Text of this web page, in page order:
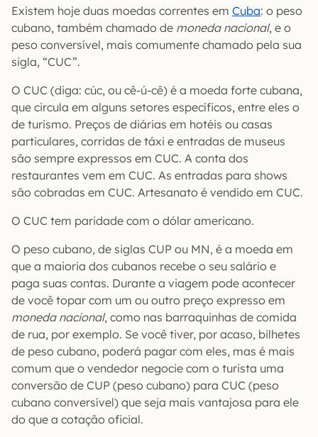
Existem hoje duas moedas correntes em Cuba: o peso
cubano, também chamado de moneda nacional, e o
peso conversível, mais comumente chamado pela sua
sigla, “CUC”.
O CUC (diga: cúc, ou cê-ú-cê) é a moeda forte cubana,
que circula em alguns setores específicos, entre eles o
de turismo. Preços de diárias em hotéis ou casas
particulares, corridas de táxi e entradas de museus
são sempre expressos em CUC. A conta dos
restaurantes vem em CUC. As entradas para shows
são cobradas em CUC. Artesanato é vendido em CUC.
O CUC tem paridade com o dólar americano.
O peso cubano, de siglas CUP ou MN, é a moeda em
que a maioria dos cubanos recebe o seu salário e
paga suas contas. Durante a viagem pode acontecer
de você topar com um ou outro preço expresso em
moneda nacional, como nas barraquinhas de comida
de rua, por exemplo. Se você tiver, por acaso, bilhetes
de peso cubano, poderá pagar com eles, mas é mais
comum que o vendedor negocie com o turista uma
conversão de CUP (peso cubano) para CUC (peso
cubano conversível) que seja mais vantajosa para ele
do que a cotação oficial.